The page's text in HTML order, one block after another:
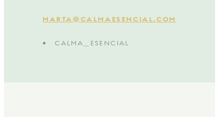
MARTA@CALMAESENCIAL.COM
CALMA_ESENCIAL